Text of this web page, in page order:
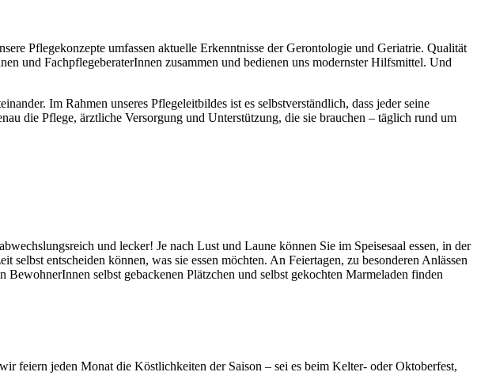
Pflegekonzepte umfassen aktuelle Erkenntnisse der Gerontologie und Geriatrie. Qualität
und FachpflegeberaterInnen zusammen und bedienen uns modernster Hilfsmittel. Und
Im Rahmen unseres Pflegeleitbildes ist es selbstverständlich, dass jeder seine
die Pflege, ärztliche Versorgung und Unterstützung, die sie brauchen – täglich rund um
und lecker! Je nach Lust und Laune können Sie im Speisesaal essen, in der
entscheiden können, was sie essen möchten. An Feiertagen, zu besonderen Anlässen
selbst gebackenen Plätzchen und selbst gekochten Marmeladen finden
feiern jeden Monat die Köstlichkeiten der Saison – sei es beim Kelter- oder Oktoberfest,